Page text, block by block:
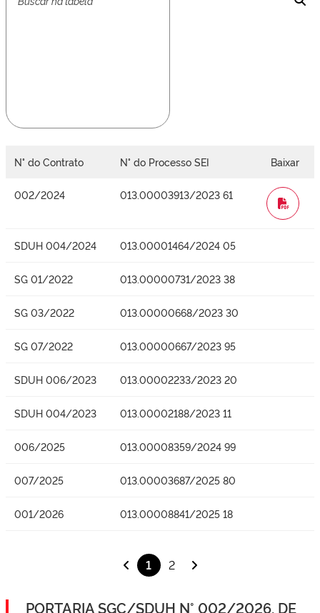
N° do Contrato N° do Processo SEI Baixar
002/2024 013.00003913/2023 61
WORD
SDUH 004/2024 013.00001464/2024 05
SG 01/2022 013.00000731/2023 38
SG 03/2022 013.00000668/2023 30
SG 07/2022 013.00000667/2023 95
SDUH 006/2023 013.00002233/2023 20
SDUH 004/2023 013.00002188/2023 11
006/2025 013.00008359/2024 99
007/2025 013.00003687/2025 80
001/2026 013.00008841/2025 18
1 2
PORTARIA SGC/SDUH N° 002/2026, DE